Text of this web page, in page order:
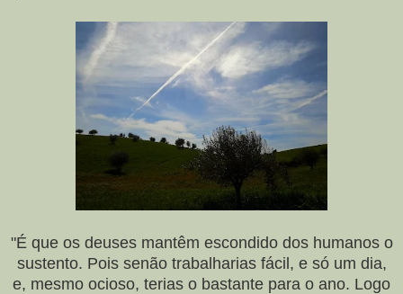
"É que os deuses mantêm escondido dos humanos o
sustento. Pois senão trabalharias fácil, e só um dia,
e, mesmo ocioso, terias o bastante para o ano. Logo